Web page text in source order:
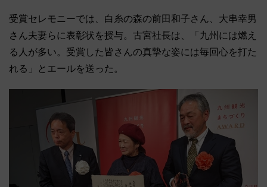
受賞セレモニーでは、白糸の森の前田和子さん、大串幸男
さん夫妻らに表彰状を授与。古宮社長は、「九州には燃え
る人が多い。受賞した皆さんの真摯な姿には毎回心を打た
れる」とエールを送った。